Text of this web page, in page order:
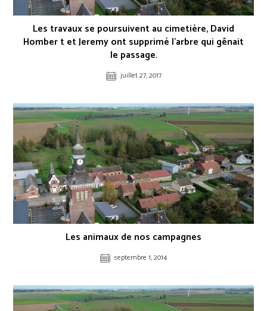
Les travaux se poursuivent au cimetière, David
Homber t et Jeremy ont supprimé l’arbre qui gênait
le passage.
juillet 27, 2017
Les animaux de nos campagnes
septembre 1, 2014